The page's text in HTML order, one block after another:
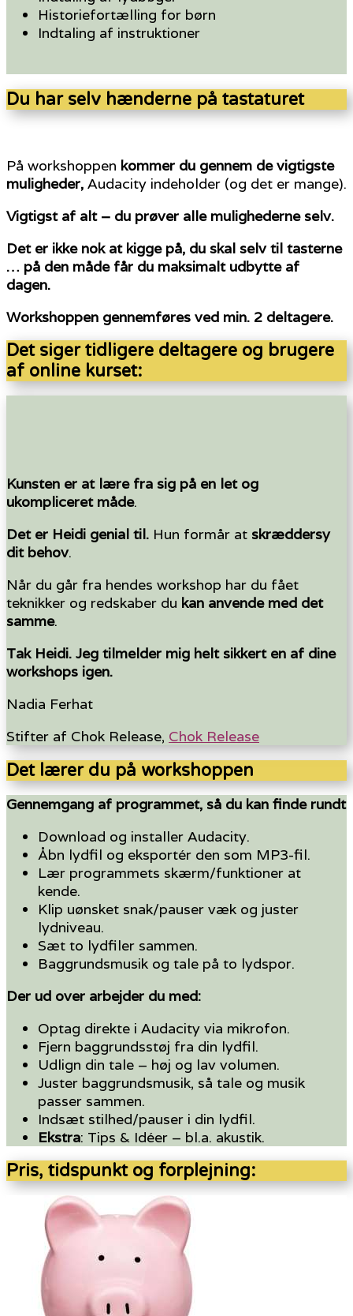
Historiefortælling for børn
Indtaling af instruktioner
Du har selv hænderne på tastaturet
På workshoppen kommer du gennem de vigtigste
muligheder, Audacity indeholder (og det er mange).
Vigtigst af alt – du prøver alle mulighederne selv.
Det er ikke nok at kigge på, du skal selv til tasterne
… på den måde får du maksimalt udbytte af
dagen.
Workshoppen gennemføres ved min. 2 deltagere.
Det siger tidligere deltagere og brugere
af online kurset:
Kunsten er at lære fra sig på en let og
ukompliceret måde.
Det er Heidi genial til. Hun formår at skræddersy
dit behov.
Når du går fra hendes workshop har du fået
teknikker og redskaber du kan anvende med det
samme.
Tak Heidi. Jeg tilmelder mig helt sikkert en af dine
workshops igen.
Nadia Ferhat
Stifter af Chok Release, Chok Release
Det lærer du på workshoppen
Gennemgang af programmet, så du kan finde rundt
Download og installer Audacity.
Åbn lydfil og eksportér den som MP3-fil.
Lær programmets skærm/funktioner at
kende.
Klip uønsket snak/pauser væk og juster
lydniveau.
Sæt to lydfiler sammen.
Baggrundsmusik og tale på to lydspor.
Der ud over arbejder du med:
Optag direkte i Audacity via mikrofon.
Fjern baggrundsstøj fra din lydfil.
Udlign din tale – høj og lav volumen.
Juster baggrundsmusik, så tale og musik
passer sammen.
Indsæt stilhed/pauser i din lydfil.
Ekstra: Tips & Idéer – bl.a. akustik.
​Pris, tidspunkt og forplejning: